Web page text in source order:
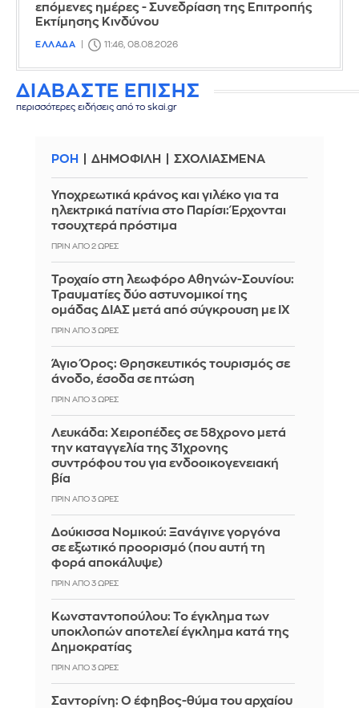
επόμενες ημέρες - Συνεδρίαση της Επιτροπής
Εκτίμησης Κινδύνου
ΕΛΛΑΔΑ 11:46, 08.08.2026
ΔΙΑΒΑΣΤΕ ΕΠΙΣΗΣ
περισσότερες ειδήσεις από το skai.gr
ΡΟΗ ΔΗΜΟΦΙΛΗ ΣΧΟΛΙΑΣΜΕΝΑ
Υποχρεωτικά κράνος και γιλέκο για τα
ηλεκτρικά πατίνια στο Παρίσι: Έρχονται
τσουχτερά πρόστιμα
ΠΡΙΝ ΑΠΌ 2 ΏΡΕΣ
Τροχαίο στη λεωφόρο Αθηνών-Σουνίου:
Τραυματίες δύο αστυνομικοί της
ομάδας ΔΙΑΣ μετά από σύγκρουση με ΙΧ
ΠΡΙΝ ΑΠΌ 3 ΏΡΕΣ
Άγιο Όρος: Θρησκευτικός τουρισμός σε
άνοδο, έσοδα σε πτώση
ΠΡΙΝ ΑΠΌ 3 ΏΡΕΣ
Λευκάδα: Χειροπέδες σε 58χρονο μετά
την καταγγελία της 31χρονης
συντρόφου του για ενδοοικογενειακή
βία
ΠΡΙΝ ΑΠΌ 3 ΏΡΕΣ
Δούκισσα Νομικού: Ξανάγινε γοργόνα
σε εξωτικό προορισμό (που αυτή τη
φορά αποκάλυψε)
ΠΡΙΝ ΑΠΌ 3 ΏΡΕΣ
Κωνσταντοπούλου: Το έγκλημα των
υποκλοπών αποτελεί έγκλημα κατά της
Δημοκρατίας
ΠΡΙΝ ΑΠΌ 3 ΏΡΕΣ
Σαντορίνη: Ο έφηβος-θύμα του αρχαίου